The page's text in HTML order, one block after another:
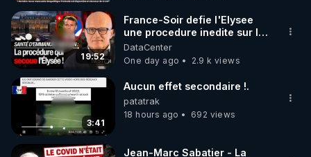
19:52
France-Soir defie l'Elysee
une procedure inedite sur la
sante du president - Nexus
DataCenter
One day ago
2.9 k views
3:41
Aucun effet secondaire !.
patatrak
18 hours ago
692 views
Jean-Marc Sabatier - La